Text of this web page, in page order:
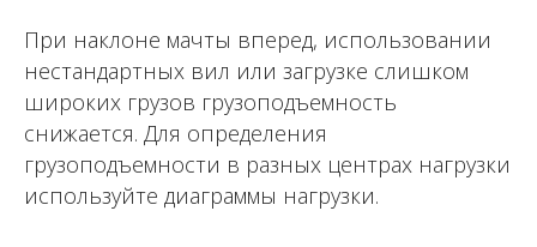
При наклоне мачты вперед, использовании
нестандартных вил или загрузке слишком
широких грузов грузоподъемность
снижается. Для определения
грузоподъемности в разных центрах нагрузки
используйте диаграммы нагрузки.